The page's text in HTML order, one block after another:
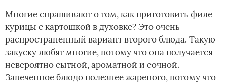
Многие спрашивают о том, как приготовить филе
курицы с картошкой в духовке? Это очень
распространенный вариант второго блюда. Такую
закуску любят многие, потому что она получается
невероятно сытной, ароматной и сочной.
Запеченное блюдо полезнее жареного, потому что